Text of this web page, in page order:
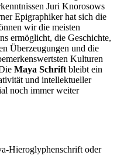
Juri Knorosows
Epigraphiker hat sich die
wir die meisten
ermöglicht, die Geschichte,
Überzeugungen und die
Kulturen
Maya Schrift bleibt ein
und intellektueller
noch immer weiter
Hieroglyphenschrift oder